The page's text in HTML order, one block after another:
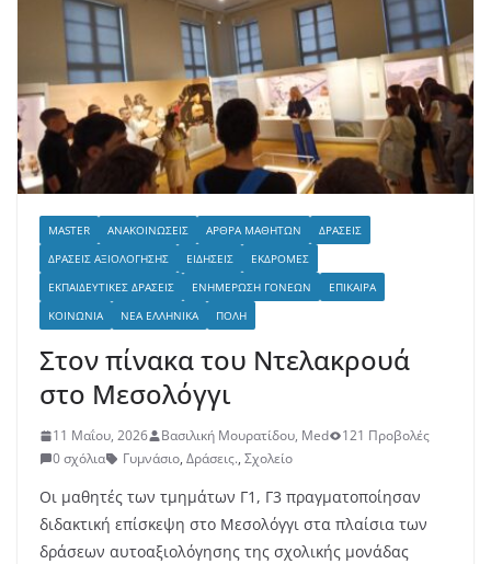
MASTER ΑΝΑΚΟΙΝΏΣΕΙΣ ΆΡΘΡΑ ΜΑΘΗΤΏΝ
ΔΡΆΣΕΙΣ
ΔΡΆΣΕΙΣ ΑΞΙΟΛΌΓΗΣΗΣ
ΕΙΔΉΣΕΙΣ
ΕΚΔΡΟΜΈΣ
ΕΚΠΑΙΔΕΥΤΙΚΈΣ ΔΡΆΣΕΙΣ
ΕΝΗΜΈΡΩΣΗ ΓΟΝΈΩΝ
ΕΠΊΚΑΙΡΑ
ΚΟΙΝΩΝΊΑ
ΝΈΑ ΕΛΛΗΝΙΚΆ ΠΌΛΗ
Στον πίνακα του Ντελακρουά
στο Μεσολόγγι
11 Μαΐου, 2026 Βασιλική Μουρατίδου, Med
121 Προβολές
0 σχόλια
Γυμνάσιο, Δράσεις., Σχολείο
Οι μαθητές των τμημάτων Γ1, Γ3 πραγματοποίησαν
διδακτική επίσκεψη στο Μεσολόγγι στα πλαίσια των
δράσεων αυτοαξιολόγησης της σχολικής μονάδας